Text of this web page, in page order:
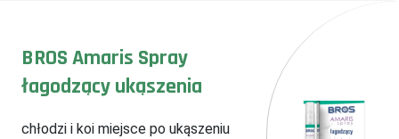
BROS Amaris Spray
łagodzący ukąszenia
chłodzi i koi miejsce po ukąszeniu